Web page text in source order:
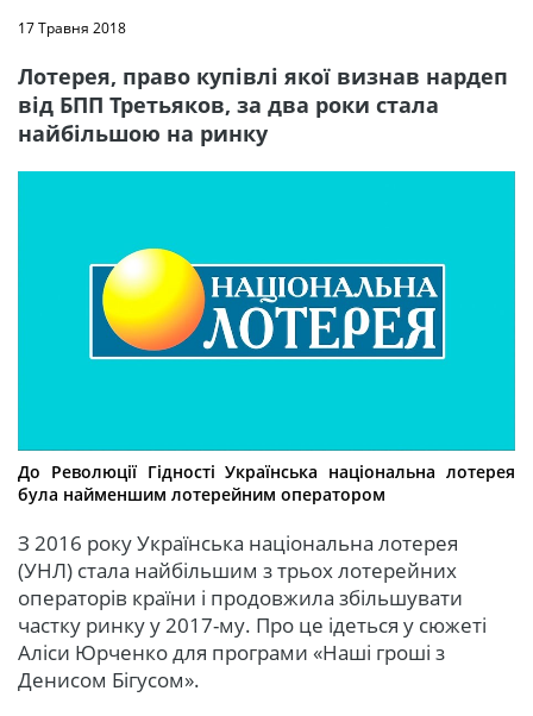
17 Травня 2018
Лотерея, право купівлі якої визнав нардеп
від БПП Третьяков, за два роки стала
найбільшою на ринку
До Революції Гідності Українська національна лотерея
була найменшим лотерейним оператором
З 2016 року Українська національна лотерея
(УНЛ) стала найбільшим з трьох лотерейних
операторів країни і продовжила збільшувати
частку ринку у 2017-му. Про це ідеться у сюжеті
Аліси Юрченко для програми «Наші гроші з
Денисом Бігусом».